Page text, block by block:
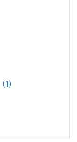
(1)